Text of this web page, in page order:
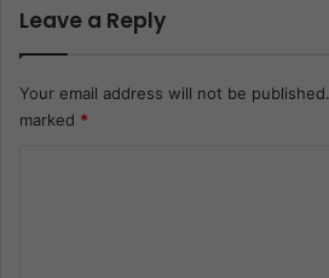
Leave a Reply
Your email address will not be published.
marked *